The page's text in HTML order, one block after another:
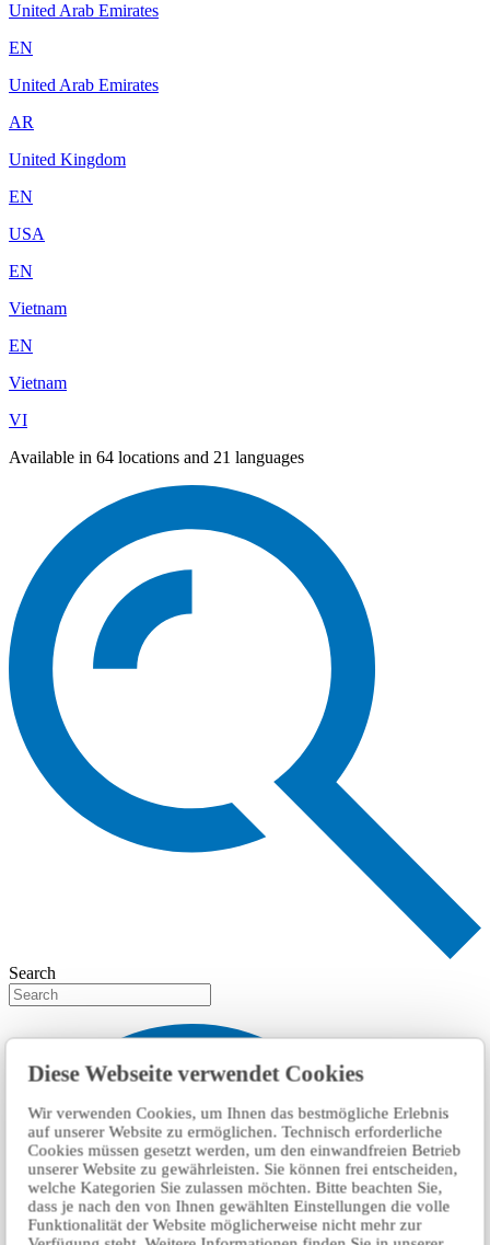
Diese Webseite verwendet Cookies
Wir verwenden Cookies, um Ihnen das bestmögliche Erlebnis
auf unserer Website zu ermöglichen. Technisch erforderliche
Cookies müssen gesetzt werden, um den einwandfreien Betrieb
unserer Website zu gewährleisten. Sie können frei entscheiden,
welche Kategorien Sie zulassen möchten. Bitte beachten Sie,
dass je nach den von Ihnen gewählten Einstellungen die volle
Funktionalität der Website möglicherweise nicht mehr zur
United Arab Emirates
EN
United Arab Emirates
AR
United Kingdom
EN
USA
EN
Vietnam
EN
Vietnam
VI
Available in 64 locations and 21 languages
Search